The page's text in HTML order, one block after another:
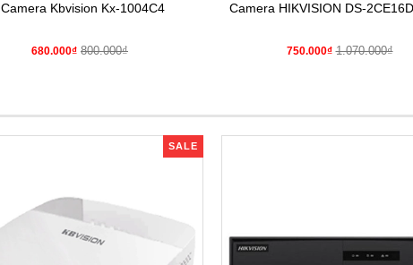
Camera Kbvision Kx-1004C4
680.000₫ 800.000₫
Camera HIKVISION DS-
750.000₫ 1.070.000₫
SALE